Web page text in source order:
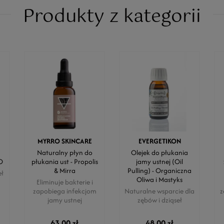
Produkty z kategorii
MYRRO SKINCARE
Naturalny płyn do
płukania ust - Propolis
& Mirra
Eliminuje bakterie i
zapobiega infekcjom
jamy ustnej
EVERGETIKON
Olejek do płukania
jamy ustnej (Oil
Pulling) - Organiczna
Oliwa i Mastyks
Naturalne wsparcie dla
zębów i dziąseł